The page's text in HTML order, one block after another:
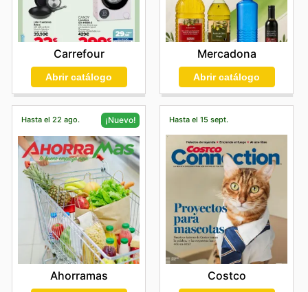
Carrefour
Abrir catálogo
Mercadona
Abrir catálogo
Hasta el 22 ago. ¡Nuevo!
Ahorramas
Hasta el 15 sept.
Costco